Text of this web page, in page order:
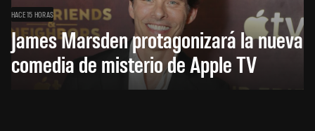
HACE 15 HORAS
James Marsden protagonizará la nueva
comedia de misterio de Apple TV